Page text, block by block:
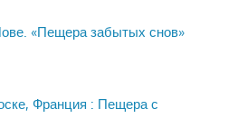
«Пещера забытых снов»
Франция : Пещера с